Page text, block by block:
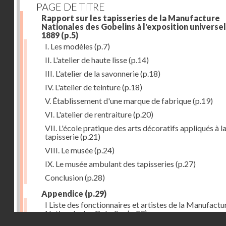
PAGE DE TITRE
Rapport sur les tapisseries de la Manufacture
Nationales des Gobelins à l'exposition
1889 (p.5)
I. Les modèles (p.7)
II. L'atelier de haute lisse(p.14)
III. L'atelier de la savonnerie(p.18)
IV. L'atelier de teinture(p.18)
V. Établissement d'une marque de fabrique(p.19)
VI. L'atelier de rentraiture(p.20)
VII. L'école pratique des arts décoratifs appliqués à la
tapisserie(p.21)
VIII. Le musée(p.24)
IX. Le musée ambulant des tapisseries (p.27)
Conclusion(p.28)
Appendice (p.29)
I Liste des fonctionnaires et artistes de la
Nationale des Gobelins(p.29)